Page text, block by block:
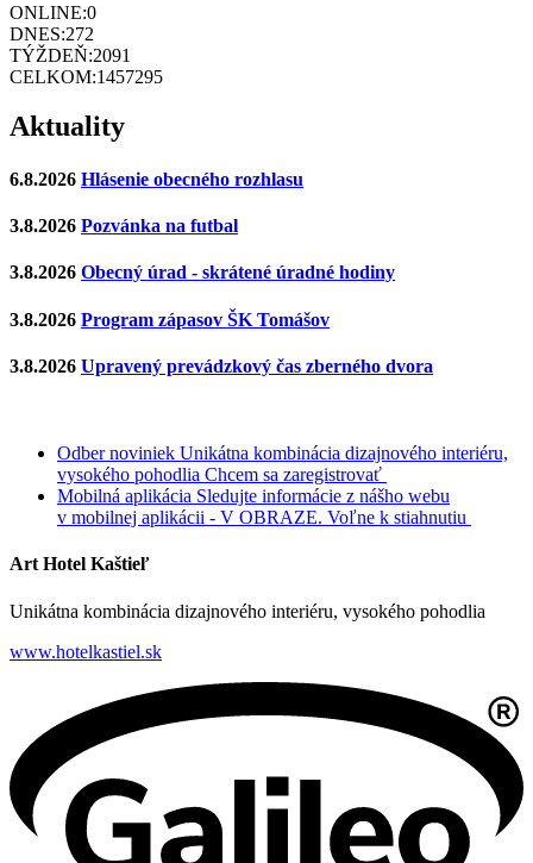
ONLINE:0
DNES:272
TÝŽDEŇ:2091
CELKOM:1457295
Aktuality
6.8.2026 Hlásenie obecného rozhlasu
3.8.2026 Pozvánka na futbal
3.8.2026 Obecný úrad - skrátené úradné hodiny
3.8.2026 Program zápasov ŠK Tomášov
3.8.2026 Upravený prevádzkový čas zberného dvora
Odber noviniek Unikátna kombinácia dizajnového interiéru,
vysokého pohodlia Chcem sa zaregistrovať
Mobilná aplikácia Sledujte informácie z nášho webu
v mobilnej aplikácii - V OBRAZE. Voľne k stiahnutiu
Art Hotel Kaštieľ
Unikátna kombinácia dizajnového interiéru, vysokého pohodlia
www.hotelkastiel.sk